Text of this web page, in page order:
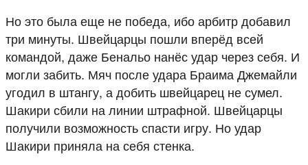
Но это была еще не победа, ибо арбитр добавил
три минуты. Швейцарцы пошли вперёд всей
командой, даже Бенальо нанёс удар через себя. И
могли забить. Мяч после удара Браима Джемайли
угодил в штангу, а добить швейцарец не сумел.
Шакири сбили на линии штрафной. Швейцарцы
получили возможность спасти игру. Но удар
Шакири приняла на себя стенка.